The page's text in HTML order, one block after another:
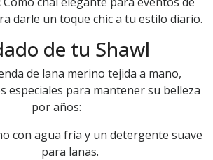
darle un toque chic a tu estilo diario.
de tu Shawl
de lana merino tejida a mano,
especiales para mantener su belleza
por años:
con agua fría y un detergente suave
para lanas.